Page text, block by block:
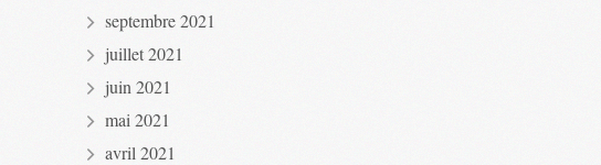
septembre 2021
juillet 2021
juin 2021
mai 2021
avril 2021